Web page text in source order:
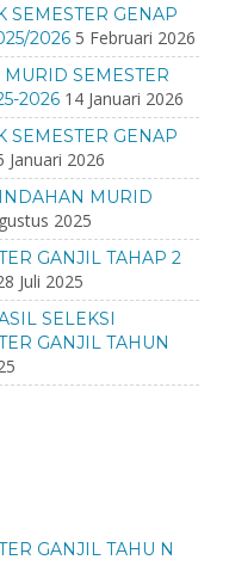
SEMESTER GENAP
2026 5 Februari 2026
SEMESTER
2026 14 Januari 2026
SEMESTER GENAP
Januari 2026
MURID
2025
GANJIL TAHAP 2
Juli 2025
SELEKSI
GANJIL TAHUN
GANJIL TAHU N